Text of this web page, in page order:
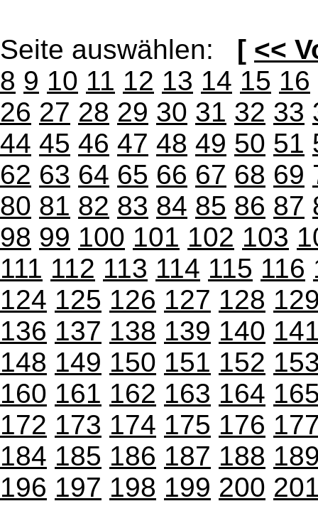
Seite auswählen: [ <<
8 9 10 11 12 13 14 15 16
26 27 28 29 30 31 32 33
44 45 46 47 48 49 50 51
62 63 64 65 66 67 68 69
80 81 82 83 84 85 86 87
98 99 100 101 102 103
111 112 113 114 115 116
124 125 126 127 128
136 137 138 139 140
148 149 150 151 152
160 161 162 163 164
172 173 174 175 176
184 185 186 187 188
196 197 198 199 200